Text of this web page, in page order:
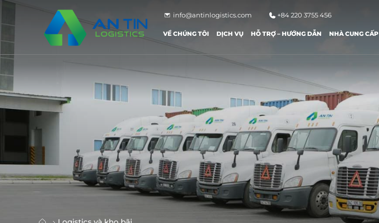
info@antinlogistics.com +84 220 3755 456
VỀ CHÚNG TÔI DỊCH VỤ HỖ TRỢ – HƯỚNG DẪN NHÀ CUNG CẤP